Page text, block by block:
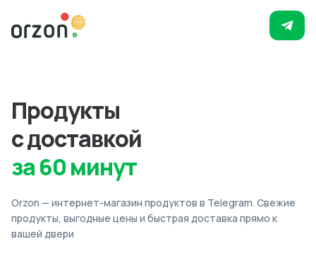
Продукты
с доставкой
за 60 минут
Orzon — интернет-магазин продуктов в Telegram. Свежие
продукты, выгодные цены и быстрая доставка прямо к
вашей двери